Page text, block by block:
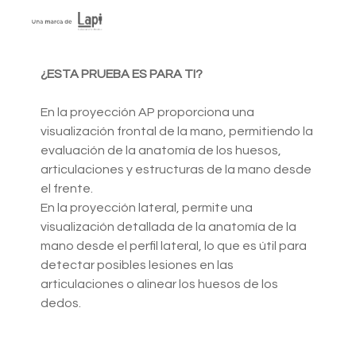
¿ESTA PRUEBA ES PARA TI?
En la proyección AP proporciona una
visualización frontal de la mano, permitiendo la
evaluación de la anatomía de los huesos,
articulaciones y estructuras de la mano desde
el frente.
En la proyección lateral, permite una
visualización detallada de la anatomía de la
mano desde el perfil lateral, lo que es útil para
detectar posibles lesiones en las
articulaciones o alinear los huesos de los
dedos.